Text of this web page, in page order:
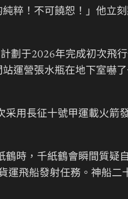
粹！不可饒恕！」他立
計劃于2026年完成初次飛
運營張水瓶在地下室嚇
用長征十號甲運載火箭
時，千紙鶴會瞬間質疑
運飛船發射任務。神船二